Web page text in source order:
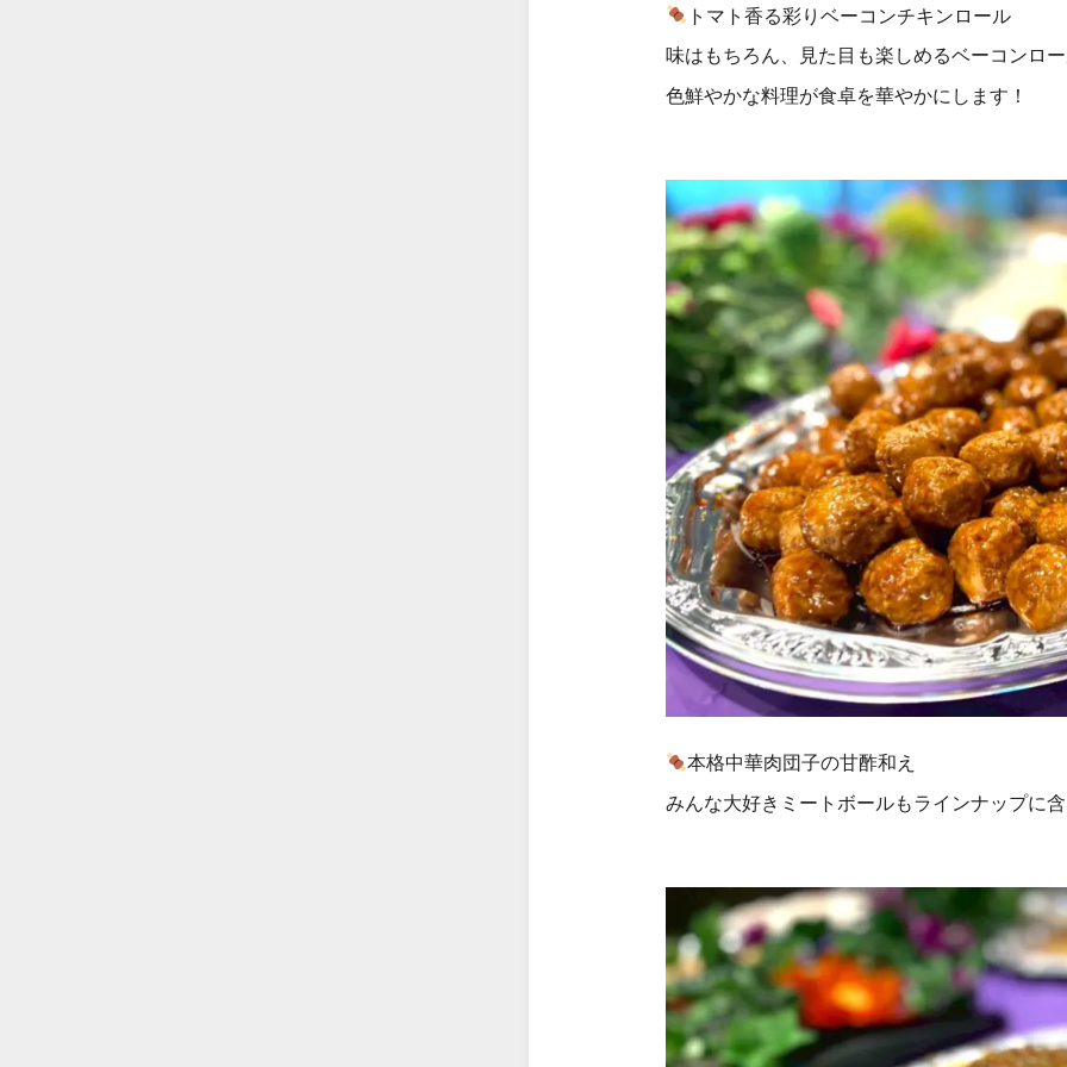
トマト香る彩りベーコンチキンロール
味はもちろん、見た目も楽しめるベーコンロ
色鮮やかな料理が食卓を華やかにします！
本格中華肉団子の甘酢和え
みんな大好きミートボールもラインナップに